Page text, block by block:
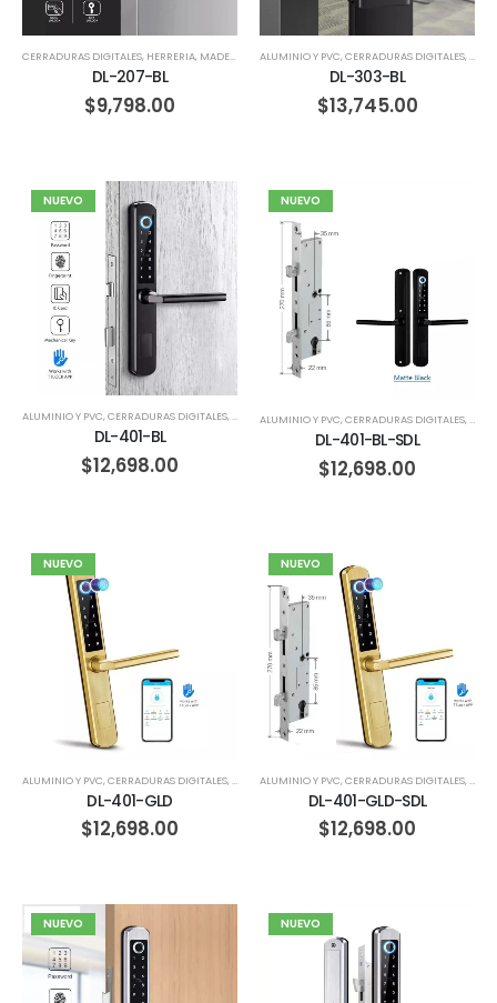
CERRADURAS DIGITALES, HERRERIA, MADERA
DL-207-BL
$9,798.00
ALUMINIO Y PVC,CERRADURAS DIGITALES,
DL-303-BL
$13,745.00
NUEVO
ALUMINIO Y PVC,CERRADURAS DIGITALES,HERRERIA,MADERA
DL-401-BL
$12,698.00
NUEVO
ALUMINIO Y PVC,CERRADURAS DIGITALES,
DL-401-BL-SDL
$12,698.00
NUEVO
ALUMINIO Y PVC,CERRADURAS DIGITALES,HERRERIA,MADERA
DL-401-GLD
$12,698.00
NUEVO
ALUMINIO Y PVC,CERRADURAS DIGITALES,
DL-401-GLD-SDL
$12,698.00
NUEVO NUEVO